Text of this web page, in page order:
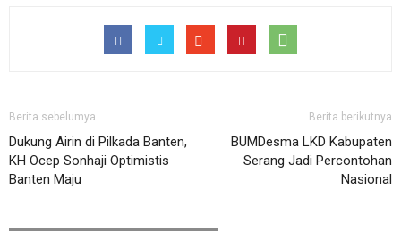
Berita sebelumya
Dukung Airin di Pilkada Banten,
KH Ocep Sonhaji Optimistis
Banten Maju
Berita berikutnya
BUMDesma LKD Kabupaten
Serang Jadi Percontohan
Nasional